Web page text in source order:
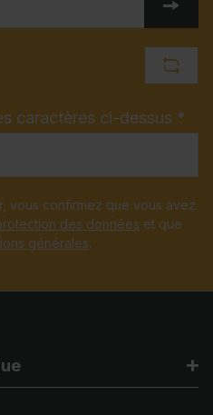
caractères ci-dessus *
vous confirmez que vous avez
des données et que
générales.